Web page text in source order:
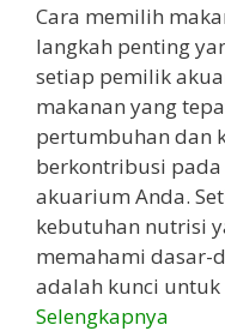
Cara memilih
langkah penting
setiap pemilik
makanan yang
pertumbuhan dan
berkontribusi
akuarium Anda.
kebutuhan nutrisi
memahami dasar-
adalah kunci
Selengkapnya